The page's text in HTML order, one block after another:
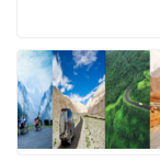
c
e
b
o
itt
er